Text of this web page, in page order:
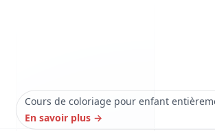
Cours de coloriage pour enfant
En savoir plus →